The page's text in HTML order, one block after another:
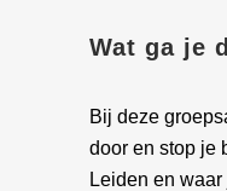
Wat ga je
Bij deze
door en stop je
Leiden en